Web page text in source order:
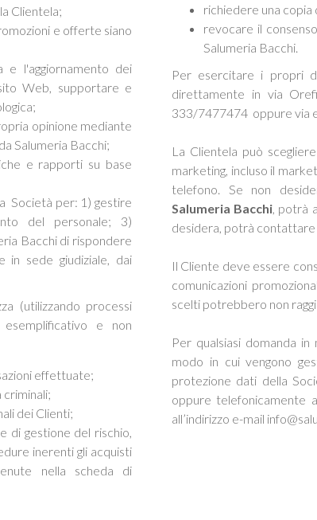
Clientela;
e offerte siano
e l'aggiornamento dei
Web, supportare e
opinione mediante
Salumeria Bacchi;
e rapporti su base
Società per: 1) gestire
del personale; 3)
Bacchi di rispondere
in sede giudiziale, dai
(utilizzando processi
e non
effettuate;
dei Clienti;
di gestione del rischio,
inerenti gli acquisti
nella scheda di
richiedere una
revocare il
Salumeria Bacchi.
Per esercitare i propri
direttamente in via
333/7477474 oppure via
La Clientela può
marketing, incluso il
telefono. Se non
Salumeria Bacchi , potrà
desidera, potrà contattare
Il Cliente deve essere
comunicazioni
scelti potrebbero non
Per qualsiasi domanda
modo in cui vengono
protezione dati della
oppure telefonicamente
all’indirizzo e-mail